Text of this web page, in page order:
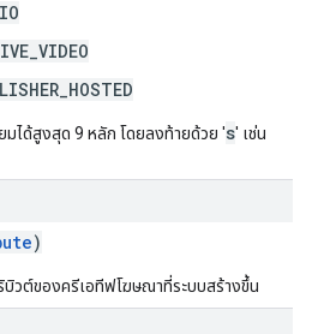
มได้สูงสุด 9 หลัก โดยลงท้ายด้วย 's' เช่น
)
วต์ของครีเอทีฟโฆษณาที่ระบบสร้างขึ้น